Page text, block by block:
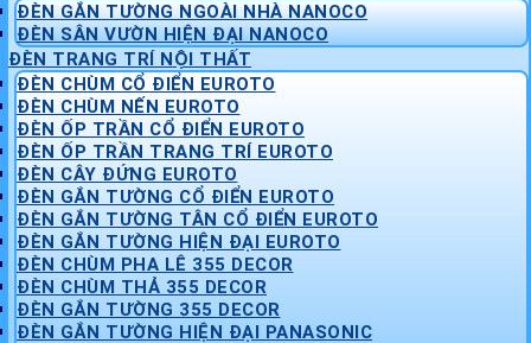
ĐÈN GẮN TƯỜNG NGOÀI NHÀ NANOCO
ĐÈN SÂN VƯỜN HIỆN ĐẠI NANOCO
ĐÈN TRANG TRÍ NỘI THẤT
ĐÈN CHÙM CỔ ĐIỂN EUROTO
ĐÈN CHÙM NẾN EUROTO
ĐÈN ỐP TRẦN CỔ ĐIỂN EUROTO
ĐÈN ỐP TRẦN TRANG TRÍ EUROTO
ĐÈN CÂY ĐỨNG EUROTO
ĐÈN GẮN TƯỜNG CỔ ĐIỂN EUROTO
ĐÈN GẮN TƯỜNG TÂN CỔ ĐIỂN EUROTO
ĐÈN GẮN TƯỜNG HIỆN ĐẠI EUROTO
ĐÈN CHÙM PHA LÊ 355 DECOR
ĐÈN CHÙM THẢ 355 DECOR
ĐÈN GẮN TƯỜNG 355 DECOR
ĐÈN GẮN TƯỜNG HIỆN ĐẠI PANASONIC